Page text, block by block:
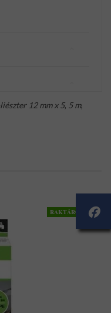
12 mm x 5, 5 m,
RAKTÁRON